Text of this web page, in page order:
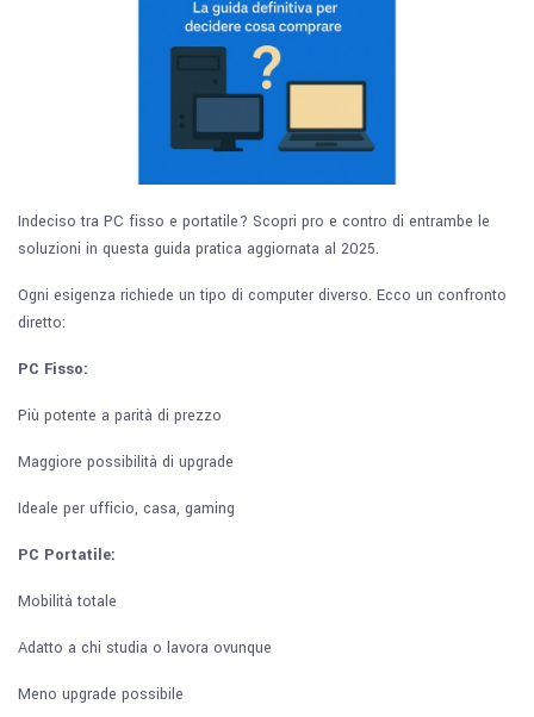
Indeciso tra PC fisso e portatile? Scopri pro e contro di entrambe le
soluzioni in questa guida pratica aggiornata al 2025.
Ogni esigenza richiede un tipo di computer diverso. Ecco un confronto
diretto:
PC Fisso:
Più potente a parità di prezzo
Maggiore possibilità di upgrade
Ideale per ufficio, casa, gaming
PC Portatile:
Mobilità totale
Adatto a chi studia o lavora ovunque
Meno upgrade possibile